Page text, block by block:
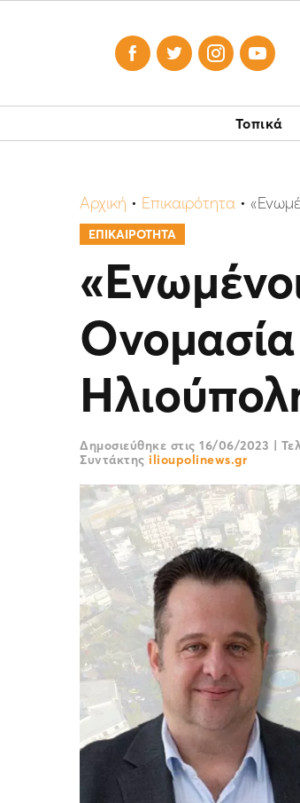
   
Τοπικά
Αρχική • Επικαιρότητα •
ΕΠΙΚΑΙΡΟΤΗΤΑ
Δημοσιεύθηκε στις 16/06/2023 |
Συντάκτης ilioupolinews.gr